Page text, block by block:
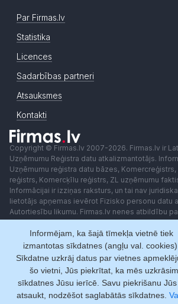
Par Firmas.lv
Statistika
Licences
Sadarbības partneri
Atsauksmes
Kontakti
Copyright © Firmas.lv 2007-2026. Firmas.lv ir
Uzņēmumu Reģistra datu atkalizmantotājs.
Uzņēmumu reģistra datu bāzes,
reģistrs, Komercķīlu reģistrs, ZL uzņēmumu
Informācijai ir izziņas raksturs, un tai nav
lietotājs apņemas ievērot Fizisko personu datu
Autortiesību likumu. Firmas.lv nenes atbildību
lēmumiem, kas balstīti uz saņemto
izmantot jebkādas automatizētas sistēmas vai
piekļuvei sistēmai bez rakstiskas saskaņošanas
redaktore: Ingūna Pempere.
Lietošanas noteikumi
Privātuma politika Norēķini ar
Informējam, ka šajā tīmekļa vietnē tiek
izmantotas sīkdatnes (angļu val. cookies).
Sīkdatne uzkrāj datus par vietnes
šo vietni, Jūs piekrītat, ka mēs
sīkdatnes Jūsu ierīcē. Savu piekrišanu
atsaukt, nodzēšot saglabātās sīkdatnes.